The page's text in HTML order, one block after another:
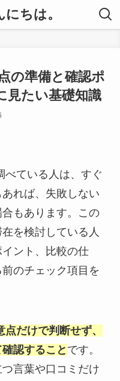
ちは。
の準備と確認ポ
見たい基礎知識
べている人は、すぐ
れば、失敗しない
もあります。この
を検討している人
ント、比較の仕
のチェック項目を
だけで判断せず、
認することです。
言葉や口コミだけ